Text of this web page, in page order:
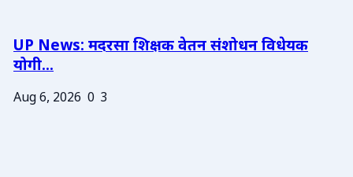
UP News: मदरसा शिक्षक वेतन संशोधन विधेयक
योगी...
Aug 6, 2026 0 3